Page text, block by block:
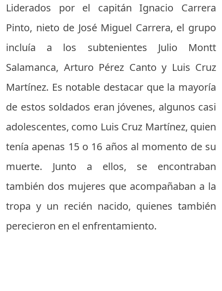
Liderados por el capitán Ignacio Carrera
Pinto, nieto de José Miguel Carrera, el grupo
incluía a los subtenientes Julio Montt
Salamanca, Arturo Pérez Canto y Luis Cruz
Martínez. Es notable destacar que la mayoría
de estos soldados eran jóvenes, algunos casi
adolescentes, como Luis Cruz Martínez, quien
tenía apenas 15 o 16 años al momento de su
muerte. Junto a ellos, se encontraban
también dos mujeres que acompañaban a la
tropa y un recién nacido, quienes también
perecieron en el enfrentamiento.